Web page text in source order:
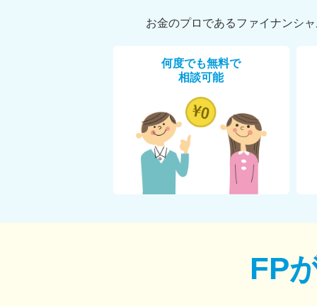
お金のプロであるファイナンシ
何度でも無料で
相談可能
FP